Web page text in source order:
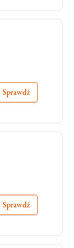
Sprawdź
Sprawdź